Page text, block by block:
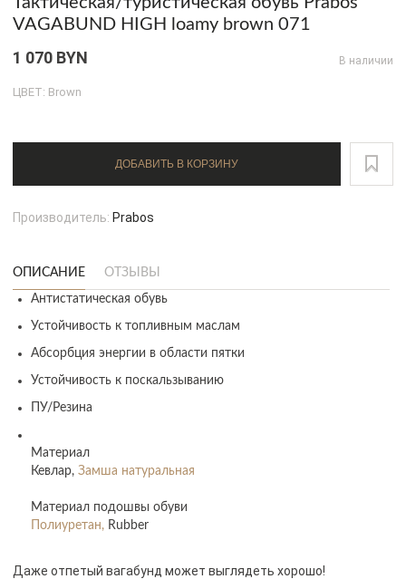
VAGABUND HIGH loamy brown 071
1 070 BYN В наличии
ЦВЕТ: Brown
ДОБАВИТЬ В КОРЗИНУ
Производитель: Prabos
ОПИСАНИЕ ОТЗЫВЫ
Антистатическая обувь
Устойчивость к топливным маслам
Абсорбция энергии в области пятки
Устойчивость к поскальзыванию
ПУ/Резина
Материал
Кевлар, Замша натуральная
Материал подошвы обуви
Полиуретан, Rubber
Даже отпетый вагабунд может выглядеть хорошо!